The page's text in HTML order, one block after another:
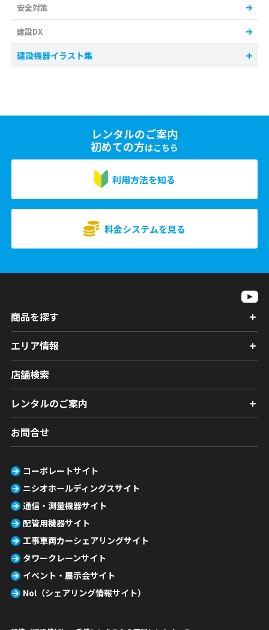
安全対策
建設DX
建設機器イラスト集
レンタルのご案内
初めての方はこちら
利用方法を知る
料金システムを見る
商品を探す
エリア情報
店舗検索
レンタルのご案内
お問合せ
コーポレートサイト
ニシオホールディングスサイト
通信・測量機器サイト
配管用機器サイト
工事車両カーシェアリングサイト
タワークレーンサイト
イベント・展示会サイト
Nol（シェアリング情報サイト）